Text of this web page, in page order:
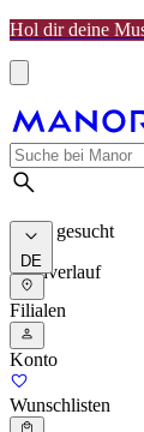
Hol dir deine
Meist gesucht
Suchverlauf
DE
Filialen
Konto
Wunschlisten